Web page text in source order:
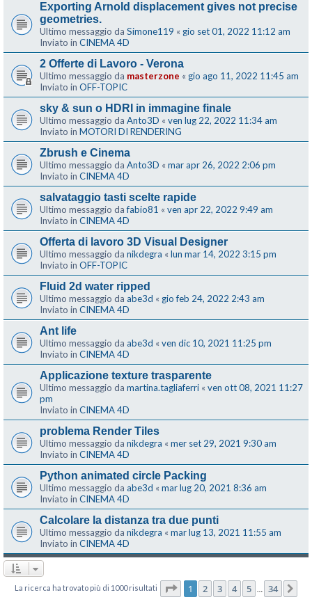
Exporting Arnold displacement gives not precise
geometries.
Ultimo messaggio da Simone119 « gio set 01, 2022 11:12 am
Inviato in CINEMA 4D
2 Offerte di Lavoro - Verona
Ultimo messaggio da masterzone « gio ago 11, 2022 11:45 am
Inviato in OFF-TOPIC
sky & sun o HDRI in immagine finale
Ultimo messaggio da Anto3D « ven lug 22, 2022 11:34 am
Inviato in MOTORI DI RENDERING
Zbrush e Cinema
Ultimo messaggio da Anto3D « mar apr 26, 2022 2:06 pm
Inviato in CINEMA 4D
salvataggio tasti scelte rapide
Ultimo messaggio dafabio81 « ven apr 22, 2022 9:49 am
Inviato in CINEMA 4D
Offerta di lavoro 3D Visual Designer
Ultimo messaggio da nikdegra « lun mar 14, 2022 3:15 pm
Inviato in OFF-TOPIC
Fluid 2d water ripped
Ultimo messaggio da abe3d « gio feb 24, 2022 2:43 am
Inviato in CINEMA 4D
Ant life
Ultimo messaggio da abe3d « ven dic 10, 2021 11:25 pm
Inviato in CINEMA 4D
Applicazione texture trasparente
Ultimo messaggio da martina.tagliaferri « ven ott 08, 2021 11:27
pm
Inviato in CINEMA 4D
problema Render Tiles
Ultimo messaggio da nikdegra « mer set 29, 2021 9:30 am
Inviato in CINEMA 4D
Python animated circle Packing
Ultimo messaggio da abe3d « mar lug 20, 2021 8:36 am
Inviato in CINEMA 4D
Calcolare la distanza tra due punti
Ultimo messaggio da nikdegra « mar lug 13, 2021 11:55 am
Inviato in CINEMA 4D
La ricerca ha trovato più di 1000 risultati Pagina di 34
1 2 3 4 5 34